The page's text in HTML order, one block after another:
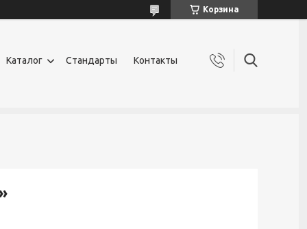
Корзина
Каталог Стандарты Контакты